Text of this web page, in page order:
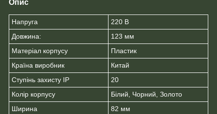
Опис
Напруга
220 В
Довжина:
123 мм
Матеріал корпусу
Пластик
Країна виробник
Китай
Ступінь захисту IP
20
Колір корпусу
Білий, Чорний, Золото
Ширина
82 мм